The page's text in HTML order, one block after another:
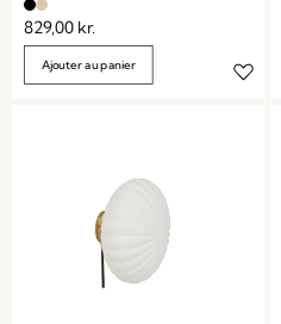
829,00 kr.
Ajouter au panier